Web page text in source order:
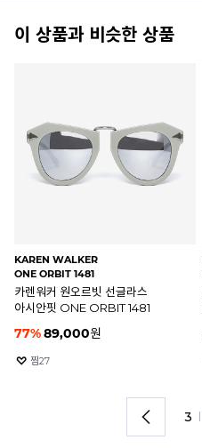
이 상품과 비슷한 상품
ISABEL MARANT
IM0135 9RQ9O
그레이 IM0135 9RQ9O
이자벨마랑 마고 선글라스
455,000원
찜7
1 I